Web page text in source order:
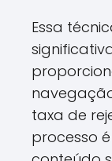
Essa
taxa de
processo